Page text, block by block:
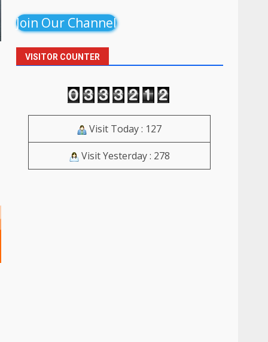
Join Our Channel
VISITOR COUNTER
Visit Today : 127
Visit Yesterday : 278